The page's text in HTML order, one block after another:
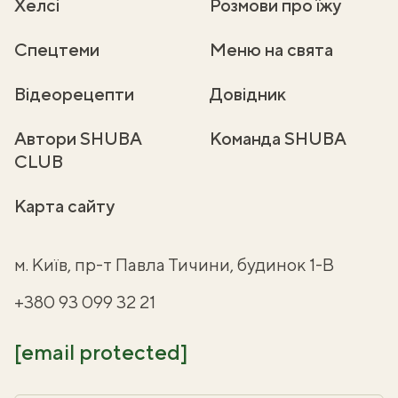
Хелсі Розмови про їжу
Спецтеми Меню на свята
Відеорецепти Довідник
Автори SHUBA
CLUB
Команда SHUBA
Карта сайту
м. Київ, пр-т Павла Тичини, будинок 1-В
+380 93 099 32 21
[email protected]